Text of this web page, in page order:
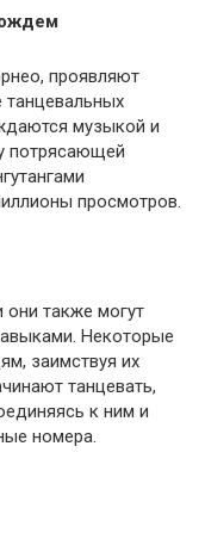
проявляют
танцевальных
музыкой и
потрясающей
просмотров.
также могут
Некоторые
заимствуя их
танцевать,
к ним и
номера.